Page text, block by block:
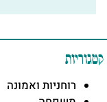
קטגוריות
רוחניות ואמונה